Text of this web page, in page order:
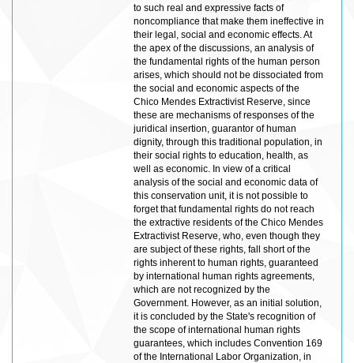
to such real and expressive facts of
noncompliance that make them ineffective in
their legal, social and economic effects. At
the apex of the discussions, an analysis of
the fundamental rights of the human person
arises, which should not be dissociated from
the social and economic aspects of the
Chico Mendes Extractivist Reserve, since
these are mechanisms of responses of the
juridical insertion, guarantor of human
dignity, through this traditional population, in
their social rights to education, health, as
well as economic. In view of a critical
analysis of the social and economic data of
this conservation unit, it is not possible to
forget that fundamental rights do not reach
the extractive residents of the Chico Mendes
Extractivist Reserve, who, even though they
are subject of these rights, fall short of the
rights inherent to human rights, guaranteed
by international human rights agreements,
which are not recognized by the
Government. However, as an initial solution,
it is concluded by the State's recognition of
the scope of international human rights
guarantees, which includes Convention 169
of the International Labor Organization, in